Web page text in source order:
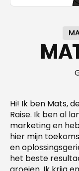
Hi! Ik ben Mats,
Raise. Ik ben al
marketing en
hier mijn
en
het beste